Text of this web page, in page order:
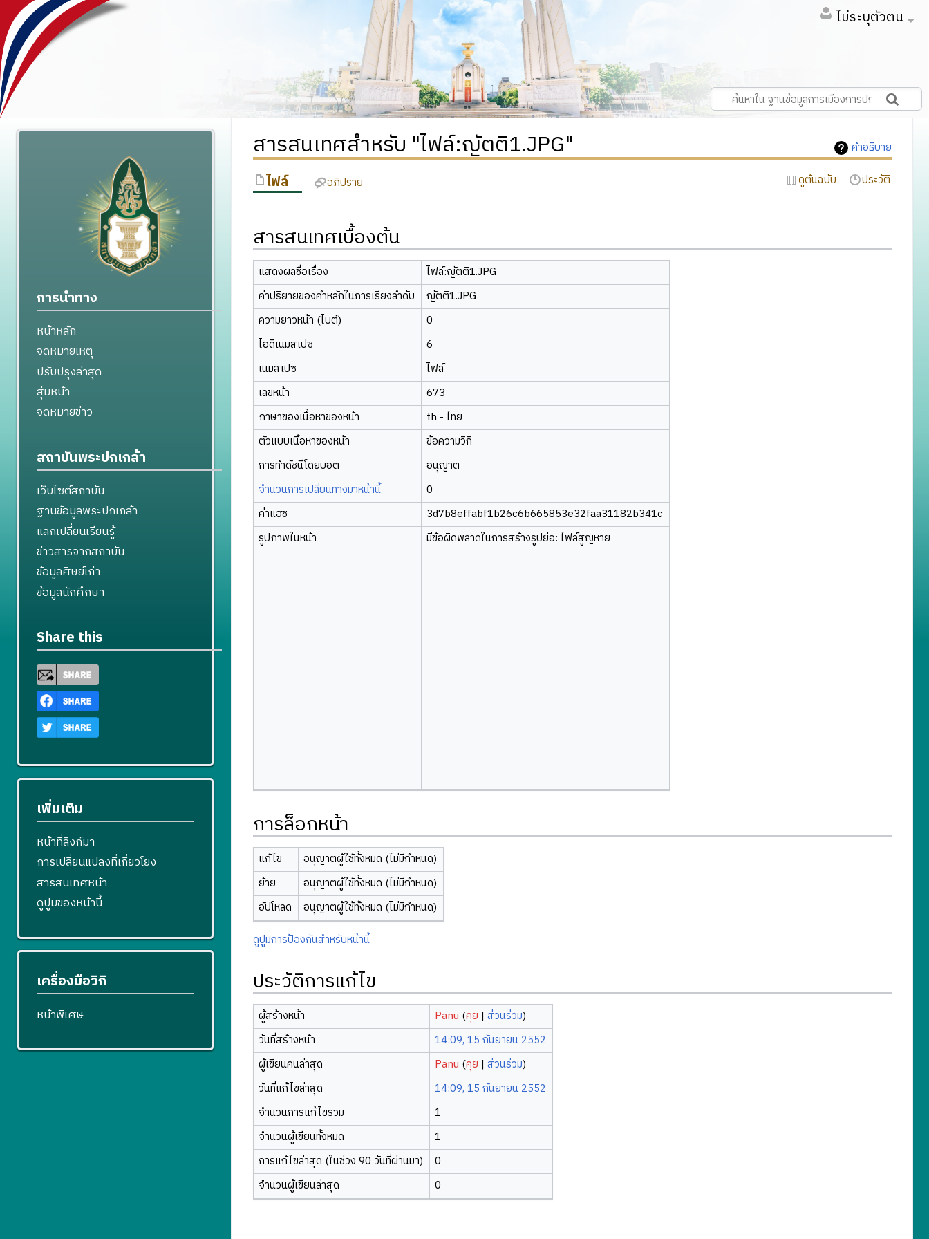
ไม่ระบุตัวตน
คำอธิบาย
สารสนเทศสำหรับ "ไฟล์:ญัตติ1.JPG"
ไฟล์ อภิปราย ดูต้นฉบับ ประวัติ
สารสนเทศเบื้องต้น
แสดงผลชื่อเรื่อง
ไฟล์:ญัตติ1.JPG
ค่าปริยายของคำหลักในการเรียงลำดับ
ญัตติ1.JPG
ความยาวหน้า (ไบต์)
0
ไอดีเนมสเปซ
6
เนมสเปซ
ไฟล์
เลขหน้า
673
ภาษาของเนื้อหาของหน้า
th - ไทย
ตัวแบบเนื้อหาของหน้า
ข้อความวิกิ
การทำดัชนีโดยบอต
อนุญาต
จำนวนการเปลี่ยนทางมาหน้านี้
0
ค่าแฮช
3d7b8effabf1b26c6b665853e32faa31182b341c
รูปภาพในหน้า
มีข้อผิดพลาดในการสร้างรูปย่อ: ไฟล์สูญหาย
การล็อกหน้า
แก้ไข
อนุญาตผู้ใช้ทั้งหมด (ไม่มีกำหนด)
ย้าย
อนุญาตผู้ใช้ทั้งหมด (ไม่มีกำหนด)
อัปโหลด
อนุญาตผู้ใช้ทั้งหมด (ไม่มีกำหนด)
ดูปูมการป้องกันสำหรับหน้านี้
ประวัติการแก้ไข
ผู้สร้างหน้า Panu (คุย |ส่วนร่วม)
วันที่สร้างหน้า
14:09, 15 กันยายน 2552
ผู้เขียนคนล่าสุด
Panu (คุย |ส่วนร่วม)
วันที่แก้ไขล่าสุด
14:09, 15 กันยายน 2552
จำนวนการแก้ไขรวม
1
จำนวนผู้เขียนทั้งหมด
1
การแก้ไขล่าสุด (ในช่วง 90 วันที่ผ่านมา)
0
จำนวนผู้เขียนล่าสุด
0
การนำทาง
หน้าหลัก
จดหมายเหตุ
ปรับปรุงล่าสุด
สุ่มหน้า
จดหมายข่าว
สถาบันพระปกเกล้า
เว็บไซต์สถาบัน
ฐานข้อมูลพระปกเกล้า
แลกเปลี่ยนเรียนรู้
ข่าวสารจากสถาบัน
ข้อมูลศิษย์เก่า
ข้อมูลนักศึกษา
Share this
เพิ่มเติม
หน้าที่ลิงก์มา
การเปลี่ยนแปลงที่เกี่ยวโยง
สารสนเทศหน้า
ดูปูมของหน้านี้
เครื่องมือวิกิ
หน้าพิเศษ